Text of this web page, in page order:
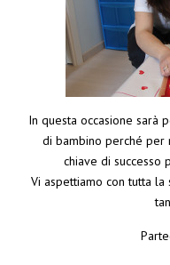
In questa occasione sarà
di bambino perché
chiave di successo
Vi aspettiamo con tutta